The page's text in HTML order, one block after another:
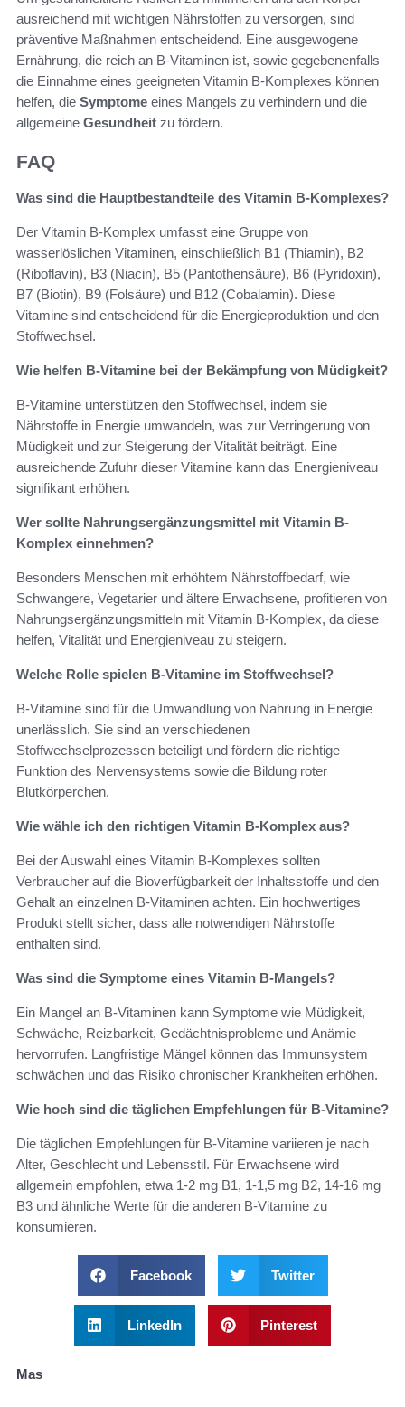
ausreichend mit wichtigen Nährstoffen zu versorgen, sind
präventive Maßnahmen entscheidend. Eine ausgewogene
Ernährung, die reich an B-Vitaminen ist, sowie gegebenenfalls
die Einnahme eines geeigneten Vitamin B-Komplexes können
helfen, die Symptome eines Mangels zu verhindern und die
allgemeine Gesundheit zu fördern.
FAQ
Was sind die Hauptbestandteile des Vitamin B-Komplexes?
Der Vitamin B-Komplex umfasst eine Gruppe von
wasserlöslichen Vitaminen, einschließlich B1 (Thiamin), B2
(Riboflavin), B3 (Niacin), B5 (Pantothensäure), B6 (Pyridoxin),
B7 (Biotin), B9 (Folsäure) und B12 (Cobalamin). Diese
Vitamine sind entscheidend für die Energieproduktion und den
Stoffwechsel.
Wie helfen B-Vitamine bei der Bekämpfung von Müdigkeit?
B-Vitamine unterstützen den Stoffwechsel, indem sie
Nährstoffe in Energie umwandeln, was zur Verringerung von
Müdigkeit und zur Steigerung der Vitalität beiträgt. Eine
ausreichende Zufuhr dieser Vitamine kann das Energieniveau
signifikant erhöhen.
Wer sollte Nahrungsergänzungsmittel mit Vitamin B-
Komplex einnehmen?
Besonders Menschen mit erhöhtem Nährstoffbedarf, wie
Schwangere, Vegetarier und ältere Erwachsene, profitieren von
Nahrungsergänzungsmitteln mit Vitamin B-Komplex, da diese
helfen, Vitalität und Energieniveau zu steigern.
Welche Rolle spielen B-Vitamine im Stoffwechsel?
B-Vitamine sind für die Umwandlung von Nahrung in Energie
unerlässlich. Sie sind an verschiedenen
Stoffwechselprozessen beteiligt und fördern die richtige
Funktion des Nervensystems sowie die Bildung roter
Blutkörperchen.
Wie wähle ich den richtigen Vitamin B-Komplex aus?
Bei der Auswahl eines Vitamin B-Komplexes sollten
Verbraucher auf die Bioverfügbarkeit der Inhaltsstoffe und den
Gehalt an einzelnen B-Vitaminen achten. Ein hochwertiges
Produkt stellt sicher, dass alle notwendigen Nährstoffe
enthalten sind.
Was sind die Symptome eines Vitamin B-Mangels?
Ein Mangel an B-Vitaminen kann Symptome wie Müdigkeit,
Schwäche, Reizbarkeit, Gedächtnisprobleme und Anämie
hervorrufen. Langfristige Mängel können das Immunsystem
schwächen und das Risiko chronischer Krankheiten erhöhen.
Wie hoch sind die täglichen Empfehlungen für B-Vitamine?
Die täglichen Empfehlungen für B-Vitamine variieren je nach
Alter, Geschlecht und Lebensstil. Für Erwachsene wird
allgemein empfohlen, etwa 1-2 mg B1, 1-1,5 mg B2, 14-16 mg
B3 und ähnliche Werte für die anderen B-Vitamine zu
konsumieren.
Facebook Twitter
LinkedIn Pinterest
Mas